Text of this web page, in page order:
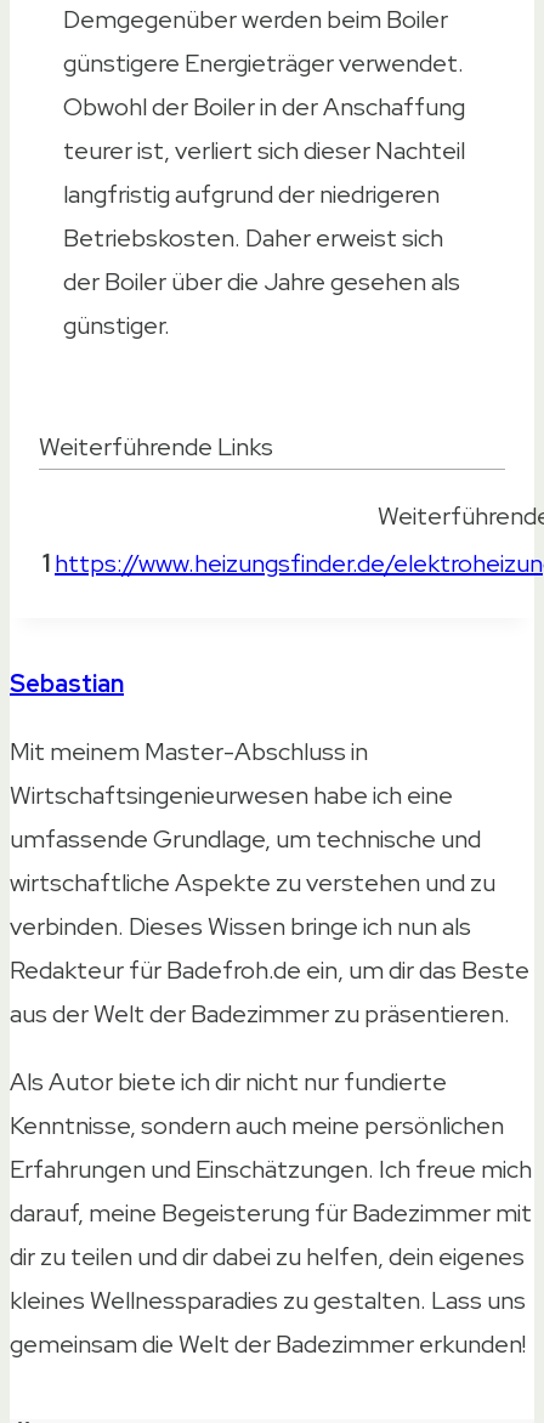
Demgegenüber werden beim Boiler
günstigere Energieträger verwendet.
Obwohl der Boiler in der Anschaffung
teurer ist, verliert sich dieser Nachteil
langfristig aufgrund der niedrigeren
Betriebskosten. Daher erweist sich
der Boiler über die Jahre gesehen als
günstiger.
Weiterführende Links
1https://www.heizungsfinder.de/
Sebastian
Mit meinem Master-Abschluss in
Wirtschaftsingenieurwesen habe ich eine
umfassende Grundlage, um technische und
wirtschaftliche Aspekte zu verstehen und zu
verbinden. Dieses Wissen bringe ich nun als
Redakteur für Badefroh.de ein, um dir das Beste
aus der Welt der Badezimmer zu präsentieren.
Als Autor biete ich dir nicht nur fundierte
Kenntnisse, sondern auch meine persönlichen
Erfahrungen und Einschätzungen. Ich freue mich
darauf, meine Begeisterung für Badezimmer mit
dir zu teilen und dir dabei zu helfen, dein eigenes
kleines Wellnessparadies zu gestalten. Lass uns
gemeinsam die Welt der Badezimmer erkunden!